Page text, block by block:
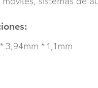
3,94mm * 1,1mm